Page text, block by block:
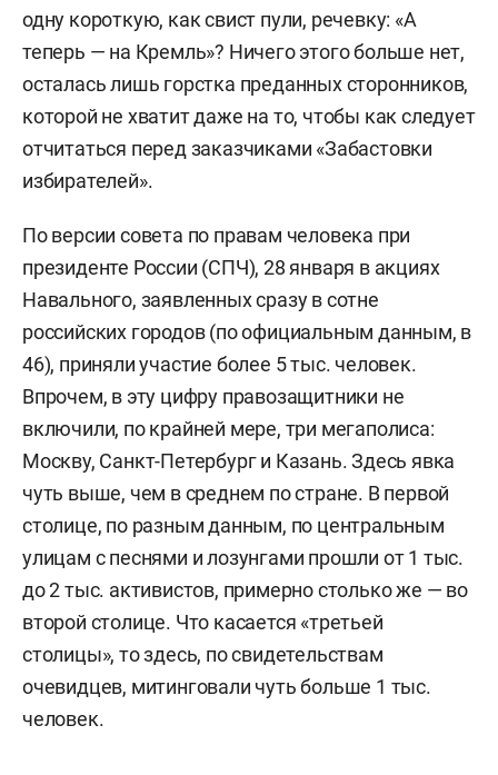
одну короткую, как свист пули, речевку: «А
теперь — на Кремль»? Ничего этого больше нет,
осталась лишь горстка преданных сторонников,
которой не хватит даже на то, чтобы как следует
отчитаться перед заказчиками «Забастовки
избирателей».
По версии совета по правам человека при
президенте России (СПЧ), 28 января в акциях
Навального, заявленных сразу в сотне
российских городов (по официальным данным, в
46), приняли участие более 5 тыс. человек.
Впрочем, в эту цифру правозащитники не
включили, по крайней мере, три мегаполиса:
Москву, Санкт-Петербург и Казань. Здесь явка
чуть выше, чем в среднем по стране. В первой
столице, по разным данным, по центральным
улицам с песнями и лозунгами прошли от 1 тыс.
до 2 тыс. активистов, примерно столько же — во
второй столице. Что касается «третьей
столицы», то здесь, по свидетельствам
очевидцев, митинговали чуть больше 1 тыс.
человек.